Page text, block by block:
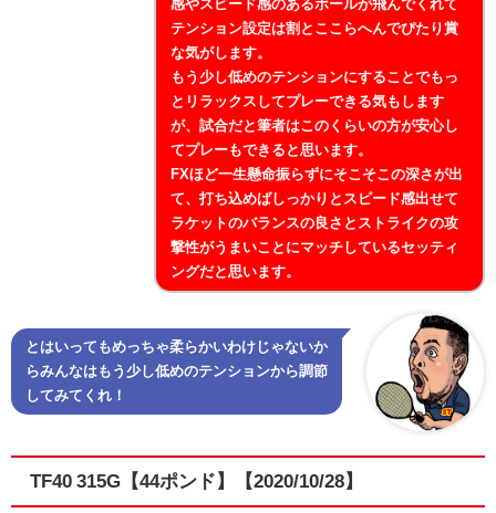
感やスピード感のあるボールが飛んでくれて
テンション設定は割とここらへんでぴたり賞
な気がします。
もう少し低めのテンションにすることでもっ
とリラックスしてプレーできる気もします
が、試合だと筆者はこのくらいの方が安心し
てプレーもできると思います。
FXほど一生懸命振らずにそこそこの深さが出
て、打ち込めばしっかりとスピード感出せて
ラケットのバランスの良さとストライクの攻
撃性がうまいことにマッチしているセッティ
ングだと思います。
とはいってもめっちゃ柔らかいわけじゃないか
らみんなはもう少し低めのテンションから調節
してみてくれ！
TF40 315G【44ポンド】【2020/10/28】